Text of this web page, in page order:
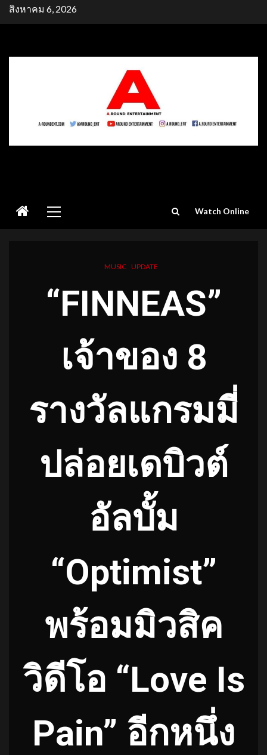
Skipสิงหาคม 6, 2026
Menu
Watch Online
MUSIC UPDATE
“FINNEAS”
เจ้าของ 8
รางวัลแกรมมี่
ปล่อยเดบิวต์
อัลบั้ม
“Optimist”
พร้อมมิวสิค
วิดีโอ “Love Is
Pain” อีกหนึ่ง